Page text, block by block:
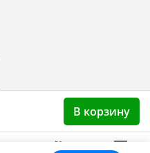
В корзину